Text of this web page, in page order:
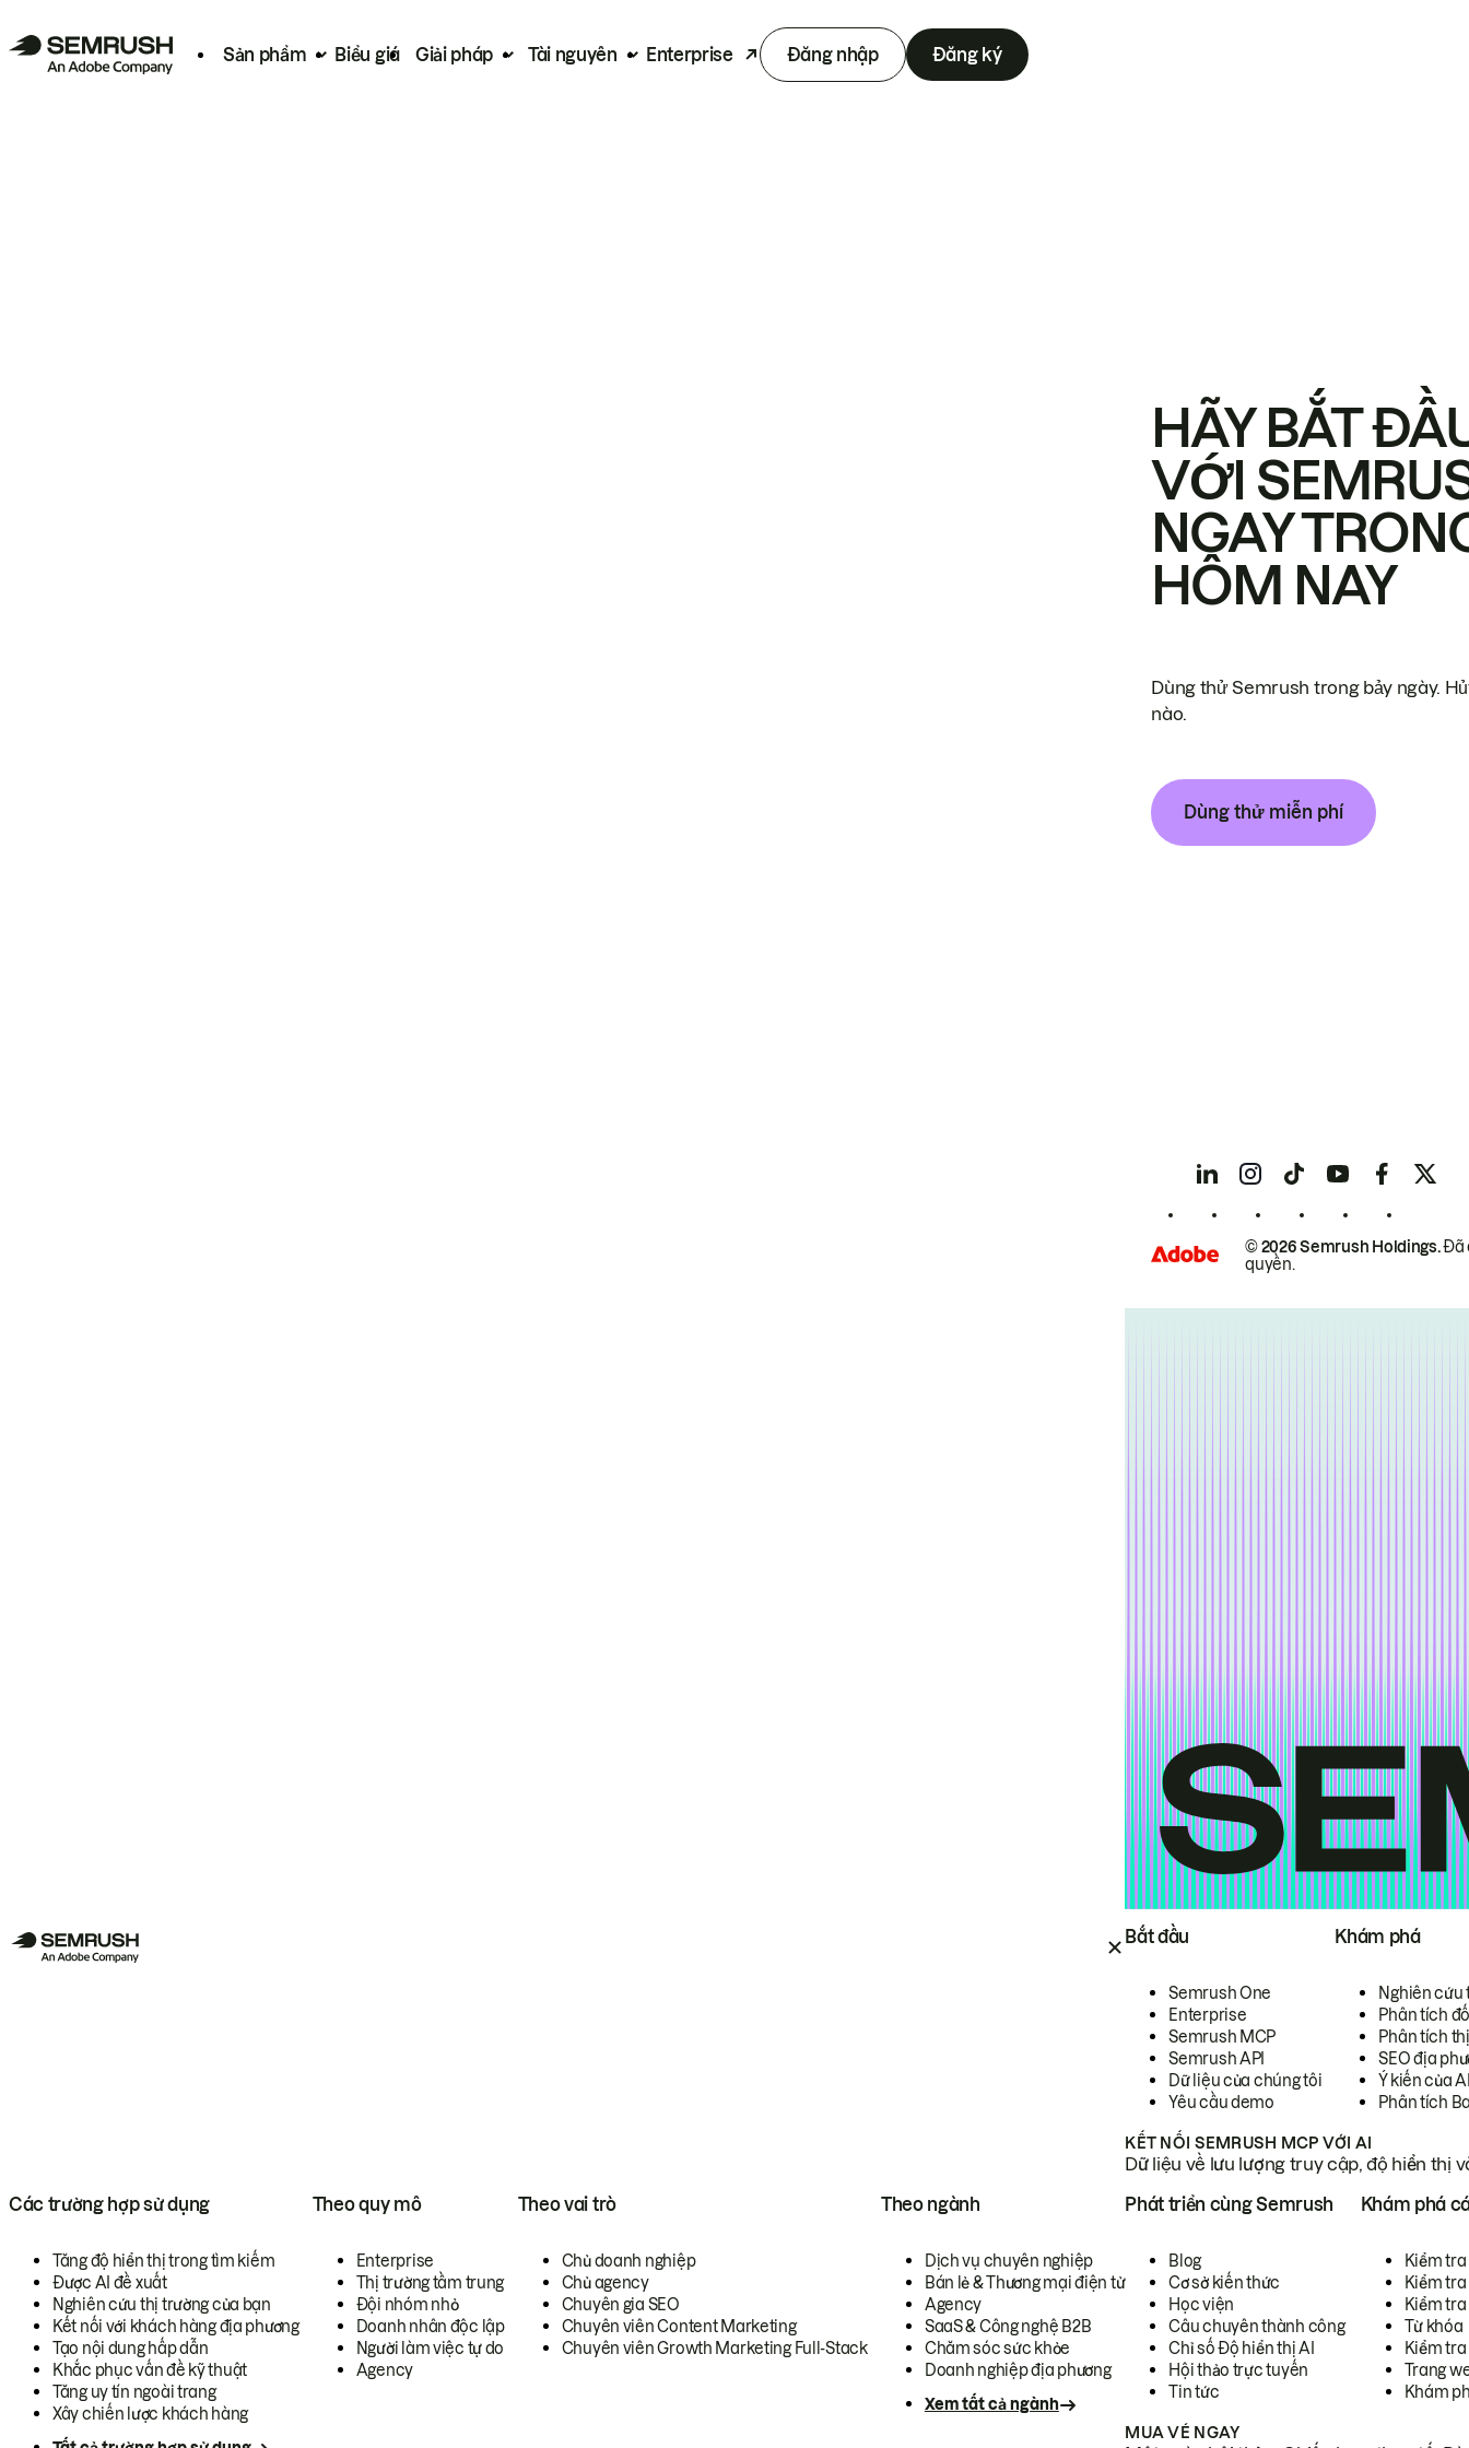
Sản phẩm Biểu giá Giải pháp Tài nguyên Enterprise Đăng nhập Đăng ký
Bắt đầu
Semrush One
Enterprise
Semrush MCP
Semrush API
Dữ liệu của chúng tôi
Yêu cầu demo
Khám phá
Nghiên cứu
Phân tích
Phân tích
SEO địa
Ý kiến của
Phân tích
KẾT NỐI SEMRUSH MCP VỚI AI
Dữ liệu về lưu lượng truy cập, độ hiển thị
Các trường hợp sử dụng
Tăng độ hiển thị trong tìm kiếm
Được AI đề xuất
Nghiên cứu thị trường của bạn
Kết nối với khách hàng địa phương
Tạo nội dung hấp dẫn
Khắc phục vấn đề kỹ thuật
Tăng uy tín ngoài trang
Xây chiến lược khách hàng
Theo quy mô
Enterprise
Thị trường tầm trung
Đội nhóm nhỏ
Doanh nhân độc lập
Người làm việc tự do
Agency
Theo vai trò
Chủ doanh nghiệp
Chủ agency
Chuyên gia SEO
Chuyên viên Content Marketing
Chuyên viên Growth Marketing Full-Stack
Theo ngành
Dịch vụ chuyên nghiệp
Bán lẻ & Thương mại điện tử
Agency
SaaS & Công nghệ B2B
Chăm sóc sức khỏe
Doanh nghiệp địa phương
Xem tất cả ngành
Phát triển cùng Semrush
Blog
Cơ sở kiến thức
Học viện
Câu chuyên thành công
Chỉ số Độ hiển thị AI
Hội thảo trực tuyến
Tin tức
Khám phá
Kiểm
Kiểm tra
Kiểm
Từ khóa
Kiểm
Trang
Khám
MUA VÉ NGAY
HÃY BẮT
VỚI
NGAY
HÔM NAY
Dùng thử Semrush trong bảy ngày.
nào.
Dùng thử miễn phí
© 2026 Semrush Holdings.Đã
quyền.